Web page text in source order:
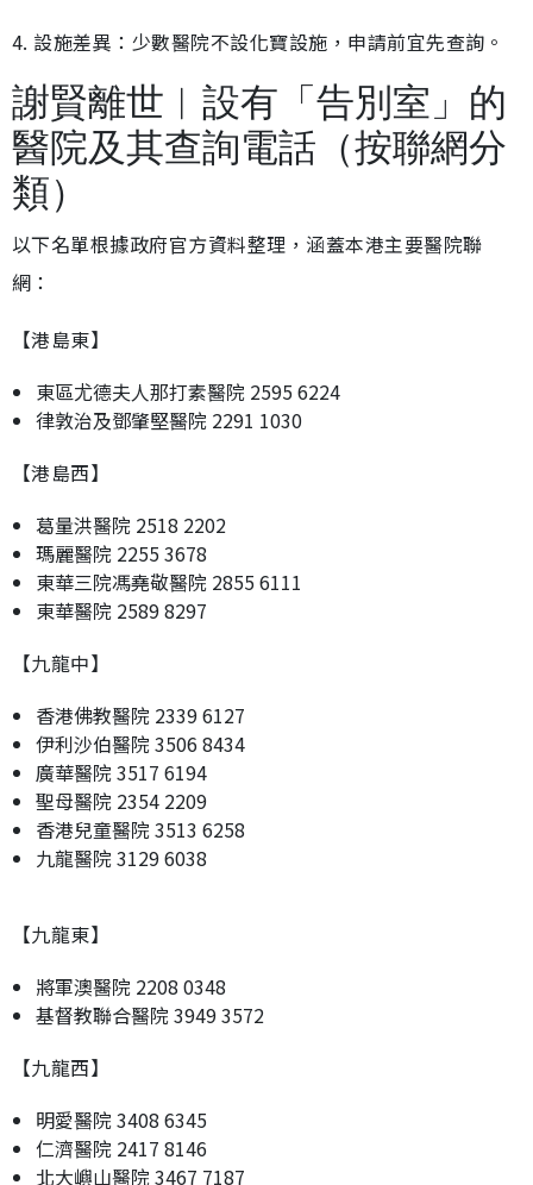
4. 設施差異：少數醫院不設化寶設施，申請前宜先查詢。
謝賢離世︱設有「告別室」的
醫院及其查詢電話（按聯網分
類）
以下名單根據政府官方資料整理，涵蓋本港主要醫院聯
網：
【港島東】
東區尤德夫人那打素醫院 2595 6224
律敦治及鄧肇堅醫院 2291 1030
【港島西】
葛量洪醫院 2518 2202
瑪麗醫院 2255 3678
東華三院馮堯敬醫院 2855 6111
東華醫院 2589 8297
【九龍中】
香港佛教醫院 2339 6127
伊利沙伯醫院 3506 8434
廣華醫院 3517 6194
聖母醫院 2354 2209
香港兒童醫院 3513 6258
九龍醫院 3129 6038
【九龍東】
將軍澳醫院 2208 0348
基督教聯合醫院 3949 3572
【九龍西】
明愛醫院 3408 6345
仁濟醫院 2417 8146
北大嶼山醫院 3467 7187